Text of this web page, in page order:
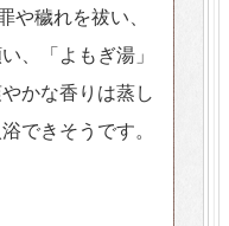
や穢れを祓い、
、「よもぎ湯」
かな香りは蒸し
できそうです。